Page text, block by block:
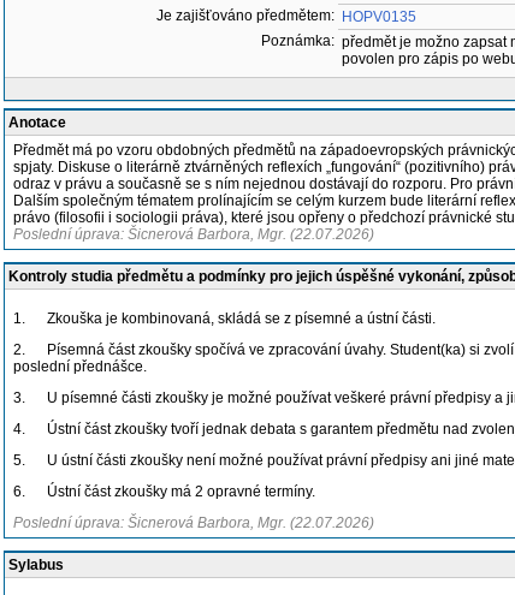
Je zajišťováno předmětem: HOPV0135
Poznámka: předmět je možno zapsat
povolen pro zápis po
Anotace
Předmět má po vzoru obdobných předmětů na západoevropských
spjaty. Diskuse o literárně ztvárněných reflexích „fungování“ (pozitivního)
odraz v právu a současně se s ním nejednou dostávají do rozporu. Pro
Dalším společným tématem prolínajícím se celým kurzem bude literární
právo (filosofii i sociologii práva), které jsou opřeny o předchozí právnické
Poslední úprava: Šicnerová Barbora, Mgr. (22.07.2026)
Kontroly studia předmětu a podmínky pro jejich úspěšné vykonání,
1. Zkouška je kombinovaná, skládá se z písemné a ústní části.
2. Písemná část zkoušky spočívá ve zpracování úvahy. Student(ka) si
poslední přednášce.
3. U písemné části zkoušky je možné používat veškeré právní předpisy a
4. Ústní část zkoušky tvoří jednak debata s garantem předmětu nad
5. U ústní části zkoušky není možné používat právní předpisy ani jiné
6. Ústní část zkoušky má 2 opravné termíny.
Poslední úprava: Šicnerová Barbora, Mgr. (22.07.2026)
Sylabus